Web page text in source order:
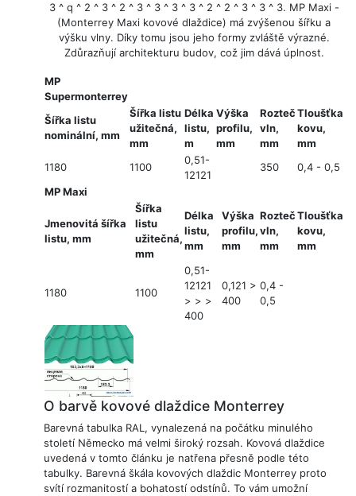
3 ^ q ^ 2 ^ 3 ^ 2 ^ 3 ^ 3 ^ 3 ^ 3 ^ 2 ^ 2 ^ 3 ^ 3 ^ 3. MP Maxi -
(Monterrey Maxi kovové dlaždice) má zvýšenou šířku a
výšku vlny. Díky tomu jsou jeho formy zvláště výrazné.
Zdůrazňují architekturu budov, což jim dává úplnost.
MP
Supermonterrey
Šířka listu
nominální, mm
Šířka listu
užitečná,
mm
Délka
listu,
m
Výška
profilu,
mm
Rozteč
vln,
mm
Tloušťka
kovu,
mm
1180
1100
0,51-
12121
350
0,4 ​​- 0,5
MP Maxi
Jmenovitá šířka
listu, mm
Šířka
listu
užitečná,
mm
Délka
listu,
mm
Výška
profilu,
mm
Rozteč
vln,
mm
Tloušťka
kovu,
mm
1180 1100
0,51-
12121
> > >
400
0,121 >
400
0,4 ​​-
0,5
O barvě kovové dlaždice Monterrey
Barevná tabulka RAL, vynalezená na počátku minulého
století Německo má velmi široký rozsah. Kovová dlaždice
uvedená v tomto článku je natřena přesně podle této
tabulky. Barevná škála kovových dlaždic Monterrey proto
svítí rozmanitostí a bohatostí odstínů. To vám umožní